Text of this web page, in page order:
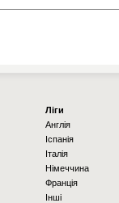
Ліги
Англія
Іспанія
Італія
Німеччина
Франція
Інші